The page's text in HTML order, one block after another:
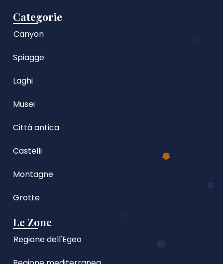
Categorie
Canyon
Spiagge
Laghi
Musei
Città antica
Castelli
Montagne
Grotte
Le Zone
Regione dell'Egeo